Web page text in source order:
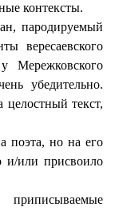
контексты.
пародируемый
вересаевского
Мережковского
убедительно.
целостный текст,
поэта, но на его
и/или присвоило
приписываемые